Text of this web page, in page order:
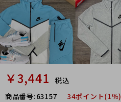
￥3,441
税込
商品番号:63157 34ポイント(1％)